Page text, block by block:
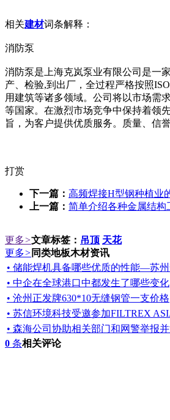
相关建材词条解释：
消防泵
消防泵是上海克岚泵业有限公司是一
产、检验,到出厂，全过程严格按照
用建筑等诸多领域。公司将以市场需
等国家。在激烈市场竞争中保持着领
旨，为客户提供优质服务。质量、信
打赏
下一篇： 高频焊接H型钢种植业
上一篇： 简单介绍各种金属结
更多>文章标签： 吊顶 天花
更多> 同类地板木材资讯
• 储能焊机具备哪些优质的性能—苏
• 中企在全球港口中都发生了哪些变化
• 沧州正发牌630*10无缝钢管一支价格
• 苏信环境科技受邀参加FILTREX
• 森海公司协助相关部门和网警举报
0 条相关评论